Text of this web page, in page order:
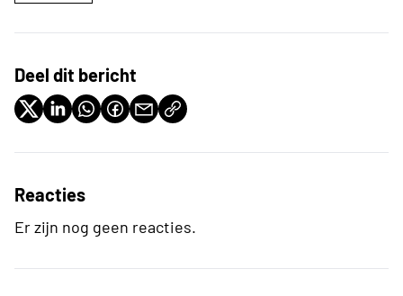
Deel dit bericht
Reacties
Er zijn nog geen reacties.